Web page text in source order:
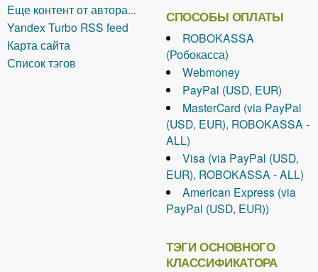
Еще контент от автора...
Yandex Turbo RSS feed
Карта сайта
Список тэгов
СПОСОБЫ ОПЛАТЫ
ROBOKASSA
(Робокасса)
Webmoney
PayPal (USD, EUR)
MasterCard (via PayPal
(USD, EUR), ROBOKASSA -
ALL)
Visa (via PayPal (USD,
EUR), ROBOKASSA - ALL)
American Express (via
PayPal (USD, EUR))
ТЭГИ ОСНОВНОГО
КЛАССИФИКАТОРА